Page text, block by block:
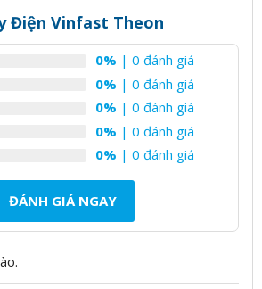
Điện Vinfast Theon
0% | 0 đánh giá
0% | 0 đánh giá
0% | 0 đánh giá
0% | 0 đánh giá
0% | 0 đánh giá
ĐÁNH GIÁ NGAY